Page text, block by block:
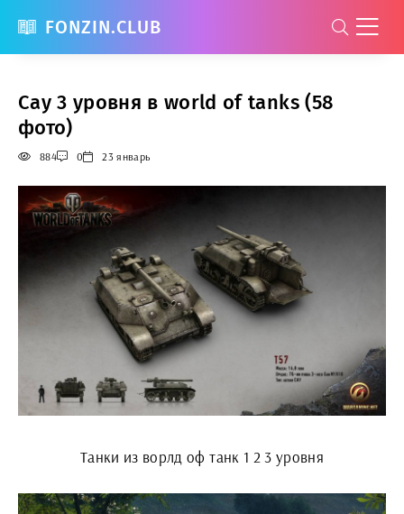
FONZIN.CLUB
Сау 3 уровня в world of tanks (58
фото)
884 0 23 январь
Танки из ворлд оф танк 1 2 3 уровня